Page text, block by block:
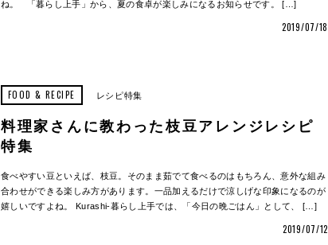
ね。 「暮らし上手」から、夏の食卓が楽しみになるお知らせです。 […]
2019/07/18
FOOD & RECIPE レシピ特集
料理家さんに教わった枝豆アレンジレシピ
特集
食べやすい豆といえば、枝豆。そのまま茹でて食べるのはもちろん、意外な組み
合わせができる楽しみ方があります。一品加えるだけで涼しげな印象になるのが
嬉しいですよね。 Kurashi-暮らし上手では、「今日の晩ごはん」として、 […]
2019/07/12